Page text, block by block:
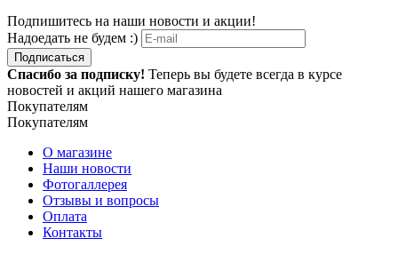
Подпишитесь на наши новости и акции!
Надоедать не будем :)
Подписаться
Спасибо за подписку! Теперь вы будете всегда в курсе
новостей и акций нашего магазина
Покупателям
Покупателям
О магазине
Наши новости
Фотогаллерея
Отзывы и вопросы
Оплата
Контакты